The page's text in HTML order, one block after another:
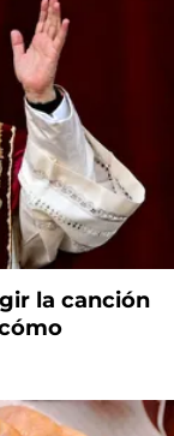
la canción